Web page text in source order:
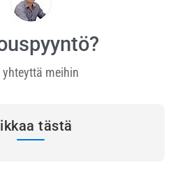
yhteyttä meihin
tästä